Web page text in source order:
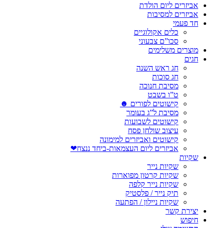
אביזרים ליום הולדת
אביזרים למסיבות
חד פעמי
כלים אקולוגיים
סכו”ם צבעוני
מוצרים משלימים
חגים
חג ראש השנה
חג סוכות
מסיבת חנוכה
ט”ו בשבט
קישוטים לפורים ☻
מסיבת ל”ג בעומר
קישוטים לשבועות
עיצוב שולחן פסח
קישוטים ואביזרים למימונה
אביזרים ליום העצמאות-ביחד ננצח❤
שקיות
שקיות נייר
שקיות קרטון מפוארות
שקיות נייר קלפה
תיק נייר / פלסטיק
שקיות ניילון / הפתעה
יצירת קשר
חיפוש